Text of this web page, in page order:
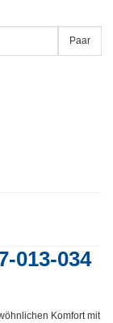
Paar
013-034
Komfort mit